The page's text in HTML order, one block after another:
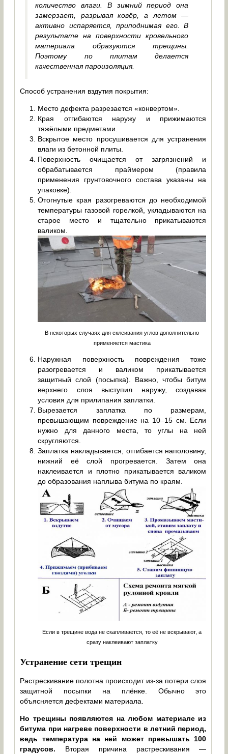
количество влаги. В зимний период она
замерзает, разрывая ковёр, а летом —
активно испаряется, приподнимая его. В
результате на поверхности кровельного
материала образуются трещины.
Поэтому по плитам делается
качественная пароизоляция.
Способ устранения вздутия покрытия:
Место дефекта разрезается «конвертом».
Края отгибаются наружу и прижимаются
тяжёлыми предметами.
Вскрытое место просушивается для устранения
влаги из бетонной плиты.
Поверхность очищается от загрязнений и
обрабатывается праймером (правила
применения грунтовочного состава указаны на
упаковке).
Отогнутые края разогреваются до необходимой
температуры газовой горелкой, укладываются на
старое место и тщательно прикатываются
валиком.
В некоторых случаях для склеивания углов дополнительно
применяется мастика
Наружная поверхность повреждения тоже
разогревается и валиком прикатывается
защитный слой (посыпка). Важно, чтобы битум
верхнего слоя выступил наружу, создавая
условия для прилипания заплатки.
Вырезается заплатка по размерам,
превышающим повреждение на 10–15 см. Если
нужно для данного места, то углы на ней
скругляются.
Заплатка накладывается, отгибается наполовину,
нижний её слой прогревается. Затем она
наклеивается и плотно прикатывается валиком
до образования наплыва битума по краям.
Если в трещине вода не скапливается, то её не вскрывают, а
сразу наклеивают заплатку
Устранение сети трещин
Растрескивание полотна происходит из-за потери слоя
защитной посыпки на плёнке. Обычно это
объясняется дефектами материала.
Но трещины появляются на любом материале из
битума при нагреве поверхности в летний период,
ведь температура на ней может превышать 100
градусов. Вторая причина растрескивания —